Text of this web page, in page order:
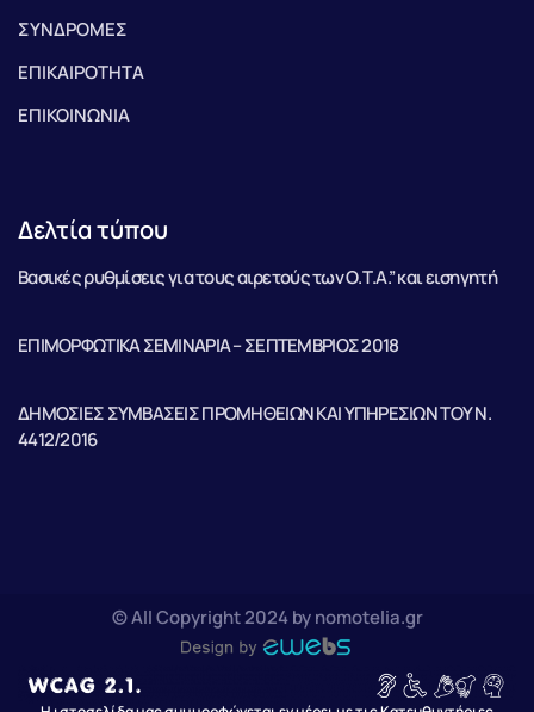
ΣΥΝΔΡΟΜΕΣ
ΕΠΙΚΑΙΡΟΤΗΤΑ
ΕΠΙΚΟΙΝΩΝΙΑ
Δελτία τύπου
Βασικές ρυθμίσεις για τους αιρετούς των Ο.Τ.Α.” και εισηγητή
ΕΠΙΜΟΡΦΩΤΙΚΑ ΣΕΜΙΝΑΡΙΑ – ΣΕΠΤΕΜΒΡΙΟΣ 2018
ΔΗΜΟΣΙΕΣ ΣΥΜΒΑΣΕΙΣ ΠΡΟΜΗΘΕΙΩΝ ΚΑΙ ΥΠΗΡΕΣΙΩΝ ΤΟΥ Ν.
4412/2016
© All Copyright 2024 by nomotelia.gr